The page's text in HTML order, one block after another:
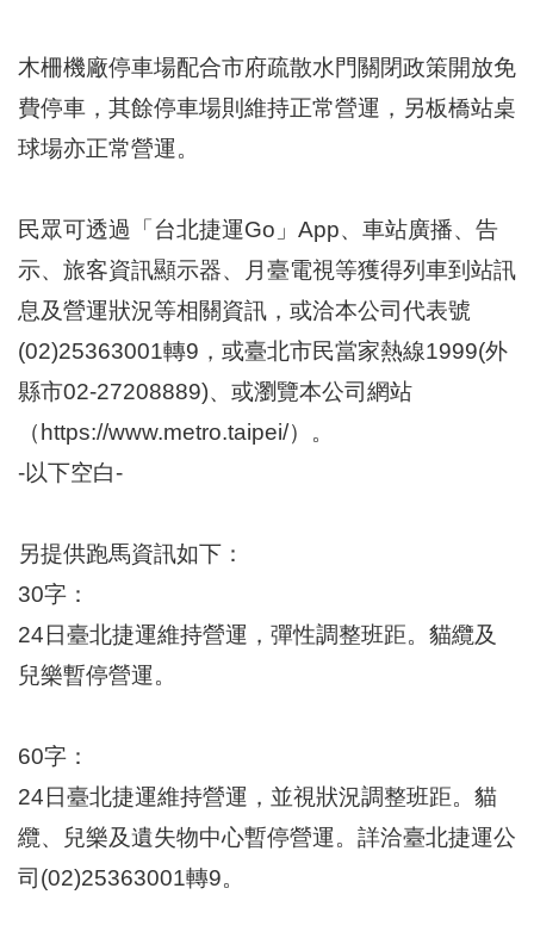
木柵機廠停車場配合市府疏散水門關閉政策開放免
費停車，其餘停車場則維持正常營運，另板橋站桌
球場亦正常營運。
民眾可透過「台北捷運Go」App、車站廣播、告
示、旅客資訊顯示器、月臺電視等獲得列車到站訊
息及營運狀況等相關資訊，或洽本公司代表號
(02)25363001轉9，或臺北市民當家熱線1999(外
縣市02-27208889)、或瀏覽本公司網站
（https://www.metro.taipei/）。
-以下空白-
另提供跑馬資訊如下：
30字：
24日臺北捷運維持營運，彈性調整班距。貓纜及
兒樂暫停營運。
60字：
24日臺北捷運維持營運，並視狀況調整班距。貓
纜、兒樂及遺失物中心暫停營運。詳洽臺北捷運公
司(02)25363001轉9。